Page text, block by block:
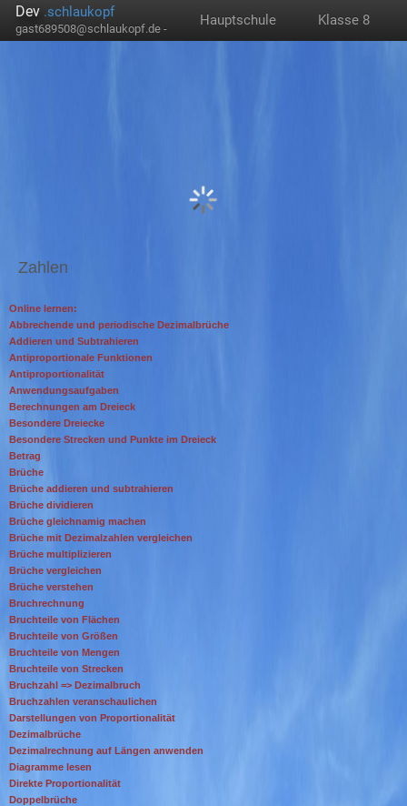
Dev .schlaukopf
gast689508@schlaukopf.de -
Hauptschule Klasse 8
Zahlen
Online lernen:
Abbrechende und periodische Dezimalbrüche
Addieren und Subtrahieren
Antiproportionale Funktionen
Antiproportionalität
Anwendungsaufgaben
Berechnungen am Dreieck
Besondere Dreiecke
Besondere Strecken und Punkte im Dreieck
Betrag
Brüche
Brüche addieren und subtrahieren
Brüche dividieren
Brüche gleichnamig machen
Brüche mit Dezimalzahlen vergleichen
Brüche multiplizieren
Brüche vergleichen
Brüche verstehen
Bruchrechnung
Bruchteile von Flächen
Bruchteile von Größen
Bruchteile von Mengen
Bruchteile von Strecken
Bruchzahl => Dezimalbruch
Bruchzahlen veranschaulichen
Darstellungen von Proportionalität
Dezimalbrüche
Dezimalrechnung auf Längen anwenden
Diagramme lesen
Direkte Proportionalität
Doppelbrüche